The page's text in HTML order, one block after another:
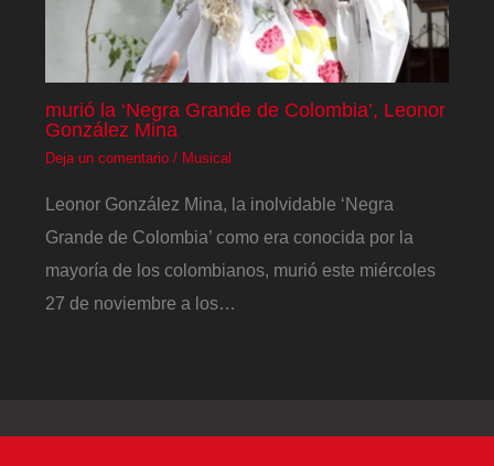
murió la ‘Negra Grande de Colombia’, Leonor
González Mina
Deja un comentario / Musical
Leonor González Mina, la inolvidable ‘Negra
Grande de Colombia’ como era conocida por la
mayoría de los colombianos, murió este miércoles
27 de noviembre a los…